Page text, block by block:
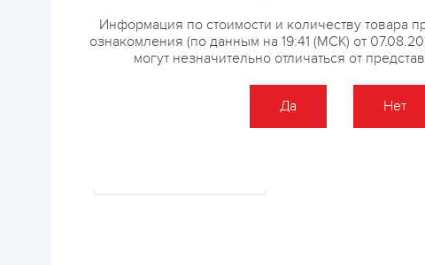
Описание Отзывы
Информация по стоимости и количеству товара
ознакомления (по данным на 19:41 (МСК) от
могут незначительно отличаться от
Да Нет